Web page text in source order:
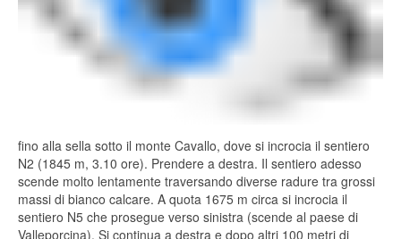
fino alla sella sotto il monte Cavallo, dove si incrocia il sentiero
N2 (1845 m, 3.10 ore). Prendere a destra. Il sentiero adesso
scende molto lentamente traversando diverse radure tra grossi
massi di bianco calcare. A quota 1675 m circa si incrocia il
sentiero N5 che prosegue verso sinistra (scende al paese di
Valleporcina). Si continua a destra e dopo altri 100 metri di